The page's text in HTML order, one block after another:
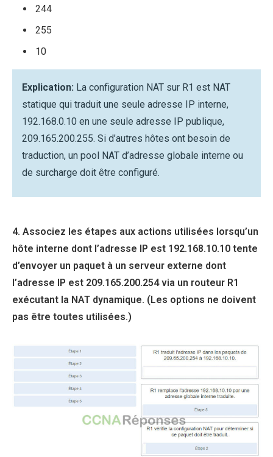
244
255
10
Explication: La configuration NAT sur R1 est NAT
statique qui traduit une seule adresse IP interne,
192.168.0.10 en une seule adresse IP publique,
209.165.200.255. Si d’autres hôtes ont besoin de
traduction, un pool NAT d’adresse globale interne ou
de surcharge doit être configuré.
4. Associez les étapes aux actions utilisées lorsqu’un
hôte interne dont l’adresse IP est 192.168.10.10 tente
d’envoyer un paquet à un serveur externe dont
l’adresse IP est 209.165.200.254 via un routeur R1
exécutant la NAT dynamique. (Les options ne doivent
pas être toutes utilisées.)